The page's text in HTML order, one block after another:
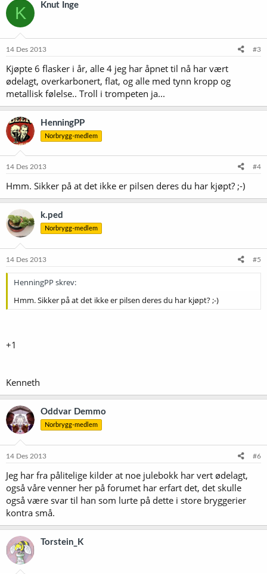
K Knut Inge
14 Des 2013 #3
Kjøpte 6 flasker i år, alle 4 jeg har åpnet til nå har vært
ødelagt, overkarbonert, flat, og alle med tynn kropp og
metallisk følelse.. Troll i trompeten ja...
HenningPP
Norbrygg-medlem
14 Des 2013 #4
Hmm. Sikker på at det ikke er pilsen deres du har kjøpt? ;-)
k.ped
Norbrygg-medlem
14 Des 2013 #5
HenningPP skrev:
Hmm. Sikker på at det ikke er pilsen deres du har kjøpt? ;-)
+1
Kenneth
Oddvar Demmo
Norbrygg-medlem
14 Des 2013 #6
Jeg har fra pålitelige kilder at noe julebokk har vert ødelagt,
også våre venner her på forumet har erfart det, det skulle
også være svar til han som lurte på dette i store bryggerier
kontra små.
Torstein_K